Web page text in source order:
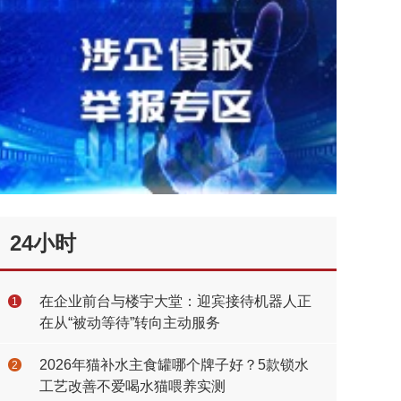
24小时
1
在企业前台与楼宇大堂：迎宾接待机器人正
在从“被动等待”转向主动服务
2
2026年猫补水主食罐哪个牌子好？5款锁水
工艺改善不爱喝水猫喂养实测